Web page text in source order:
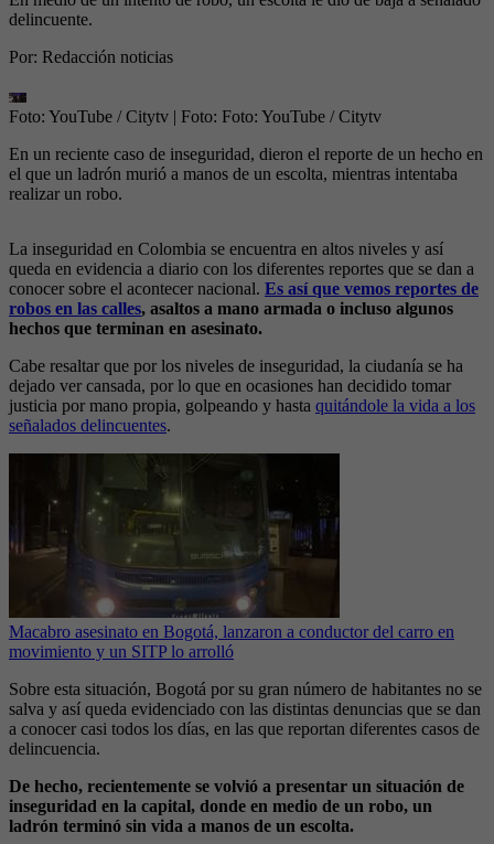
delincuente.
Por: Redacción noticias
Foto: YouTube / Citytv | Foto: Foto: YouTube / Citytv
En un reciente caso de inseguridad, dieron el reporte de un hecho en
el que un ladrón murió a manos de un escolta, mientras intentaba
realizar un robo.
La inseguridad en Colombia se encuentra en altos niveles y así
queda en evidencia a diario con los diferentes reportes que se dan a
conocer sobre el acontecer nacional. Es así que vemos reportes de
robos en las calles, asaltos a mano armada o incluso algunos
hechos que terminan en asesinato.
Cabe resaltar que por los niveles de inseguridad, la ciudanía se ha
dejado ver cansada, por lo que en ocasiones han decidido tomar
justicia por mano propia, golpeando y hasta quitándole la vida a los
señalados delincuentes.
Macabro asesinato en Bogotá, lanzaron a conductor del carro en
movimiento y un SITP lo arrolló
Sobre esta situación, Bogotá por su gran número de habitantes no se
salva y así queda evidenciado con las distintas denuncias que se dan
a conocer casi todos los días, en las que reportan diferentes casos de
delincuencia.
De hecho, recientemente se volvió a presentar un situación de
inseguridad en la capital, donde en medio de un robo, un
ladrón terminó sin vida a manos de un escolta.